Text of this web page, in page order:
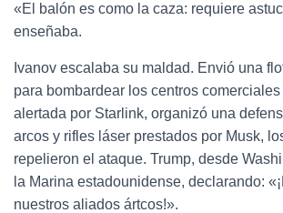
«El balón es como la caza: requiere
enseñaba.
Ivanov escalaba su maldad. Envió una
para bombardear los centros
alertada por Starlink, organizó una
arcos y rifles láser prestados por Musk,
repelieron el ataque. Trump, desde
la Marina estadounidense, declarando:
nuestros aliados ártcos!».